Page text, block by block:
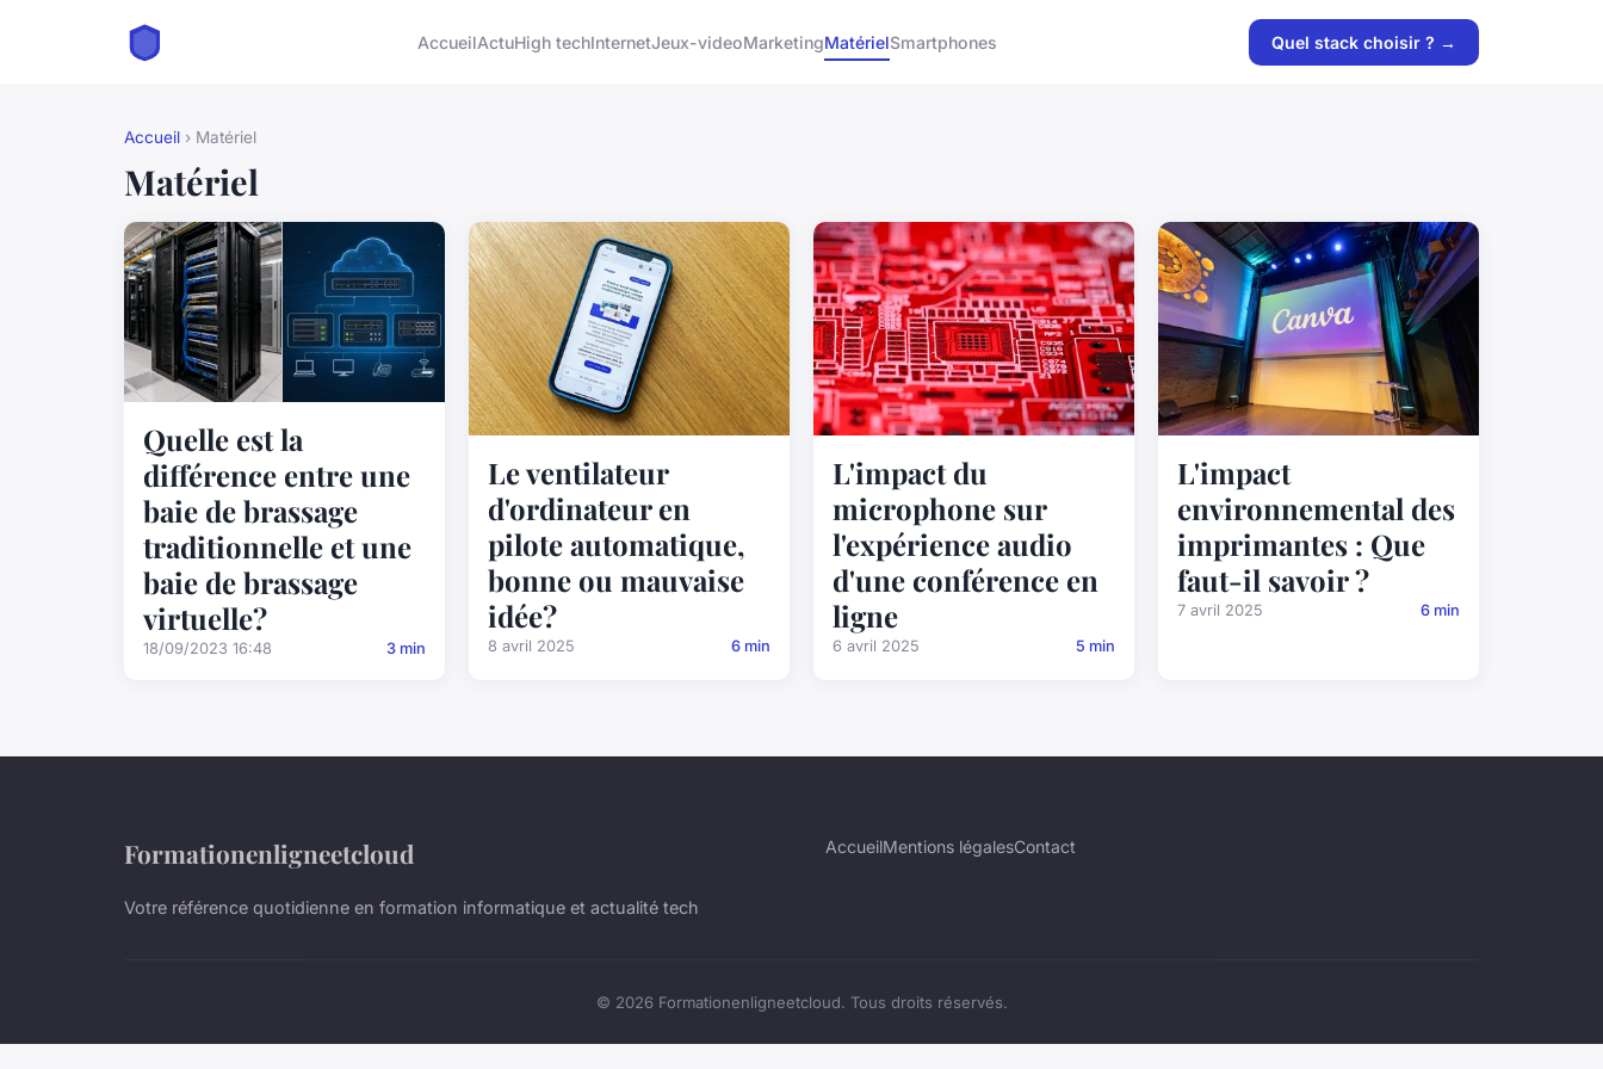
AccueilActuHigh techInternetJeux-videoMarketingMatérielSmartphones Quel stack choisir ? →
Accueil › Matériel
Matériel
Quelle est la
différence entre une
baie de brassage
traditionnelle et une
baie de brassage
virtuelle?
18/09/2023 16:48 3 min
Le ventilateur
d'ordinateur en
pilote automatique,
bonne ou mauvaise
idée?
8 avril 2025 6 min
L'impact du
microphone sur
l'expérience audio
d'une conférence en
ligne
6 avril 2025 5 min
L'impact
environnemental des
imprimantes : Que
faut-il savoir ?
7 avril 2025 6 min
Formationenligneetcloud
Votre référence quotidienne en formation informatique et actualité tech
AccueilMentions légalesContact
© 2026 Formationenligneetcloud. Tous droits réservés.